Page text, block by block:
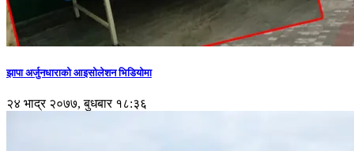
झापा अर्जुनधाराको आइसोलेशन भिडियोमा
२४ भाद्र २०७७, बुधबार १८:३६